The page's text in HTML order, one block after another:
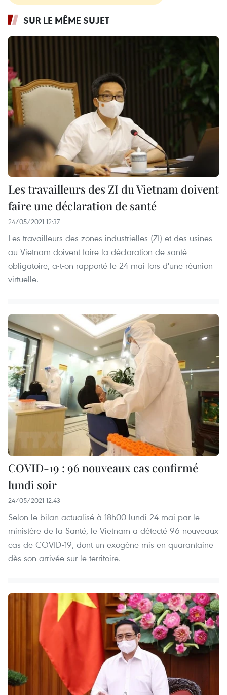
SUR LE MÊME SUJET
Les travailleurs des ZI du Vietnam doivent
faire une déclaration de santé
24/05/2021 12:37
Les travailleurs des zones industrielles (ZI) et des usines
au Vietnam doivent faire la déclaration de santé
obligatoire, a-t-on rapporté le 24 mai lors d'une réunion
virtuelle.
COVID-19 : 96 nouveaux cas confirmé
lundi soir
24/05/2021 12:43
Selon le bilan actualisé à 18h00 lundi 24 mai par le
ministère de la Santé, le Vietnam a détecté 96 nouveaux
cas de COVID-19, dont un exogène mis en quarantaine
dès son arrivée sur le territoire.